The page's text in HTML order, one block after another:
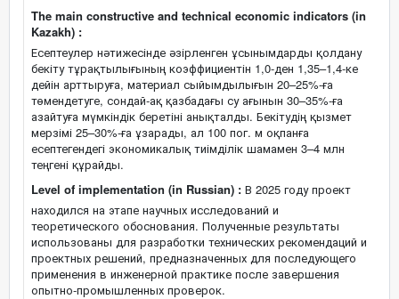
The main constructive and technical economic indicators (in
Kazakh) :
Есептеулер нәтижесінде әзірленген ұсынымдарды қолдану
бекіту тұрақтылығының коэффициентін 1,0-ден 1,35–1,4-ке
дейін арттыруға, материал сыйымдылығын 20–25%-ға
төмендетуге, сондай-ақ қазбадағы су ағынын 30–35%-ға
азайтуға мүмкіндік беретіні анықталды. Бекітудің қызмет
мерзімі 25–30%-ға ұзарады, ал 100 пог. м оқпанға
есептегендегі экономикалық тиімділік шамамен 3–4 млн
теңгені құрайды.
Level of implementation (in Russian) : В 2025 году проект
находился на этапе научных исследований и
теоретического обоснования. Полученные результаты
использованы для разработки технических рекомендаций и
проектных решений, предназначенных для последующего
применения в инженерной практике после завершения
опытно-промышленных проверок.